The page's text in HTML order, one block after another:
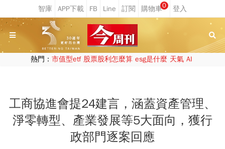
0
熱門： 市值型etf 股票股利怎麼算 esg是什麼 天氣 AI
工商協進會提24建言，涵蓋資產管理、
淨零轉型、產業發展等5大面向，獲行
政部門逐案回應